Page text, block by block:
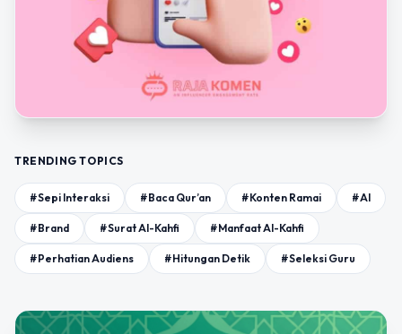
TRENDING TOPICS
#Sepi Interaksi #Baca Qur’an #Konten Ramai #AI
#Brand #Surat Al-Kahfi #Manfaat Al-Kahfi
#Perhatian Audiens #Hitungan Detik #Seleksi Guru